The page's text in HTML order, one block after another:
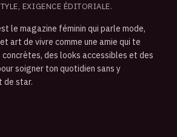
EXIGENCE ÉDITORIALE.
le magazine féminin qui parle mode,
art de vivre comme une amie qui te
concrètes, des looks accessibles et des
soigner ton quotidien sans y
de star.